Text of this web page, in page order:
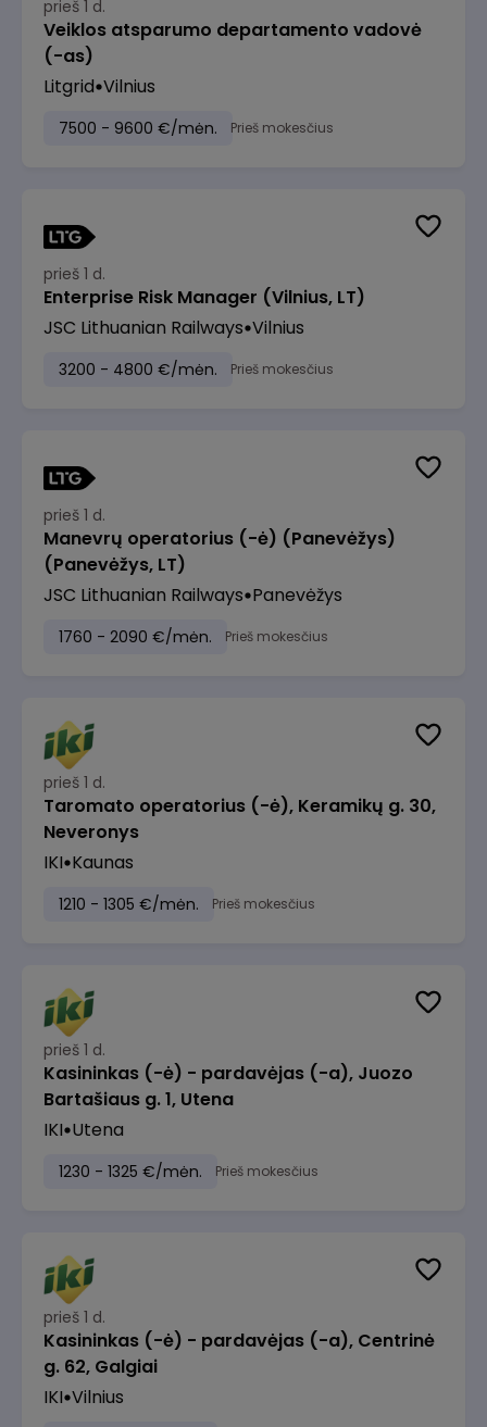
prieš 1 d.
Veiklos atsparumo departamento vadovė
(-as)
Litgrid Vilnius
7500 - 9600 €/mėn. Prieš mokesčius
prieš 1 d.
Enterprise Risk Manager (Vilnius, LT)
JSC Lithuanian Railways Vilnius
3200 - 4800 €/mėn. Prieš mokesčius
prieš 1 d.
Manevrų operatorius (-ė) (Panevėžys)
(Panevėžys, LT)
JSC Lithuanian Railways Panevėžys
1760 - 2090 €/mėn. Prieš mokesčius
prieš 1 d.
Taromato operatorius (-ė), Keramikų g. 30,
Neveronys
IKI Kaunas
1210 - 1305 €/mėn. Prieš mokesčius
prieš 1 d.
Kasininkas (-ė) - pardavėjas (-a), Juozo
Bartašiaus g. 1, Utena
IKI Utena
1230 - 1325 €/mėn. Prieš mokesčius
prieš 1 d.
Kasininkas (-ė) - pardavėjas (-a), Centrinė
g. 62, Galgiai
IKI Vilnius